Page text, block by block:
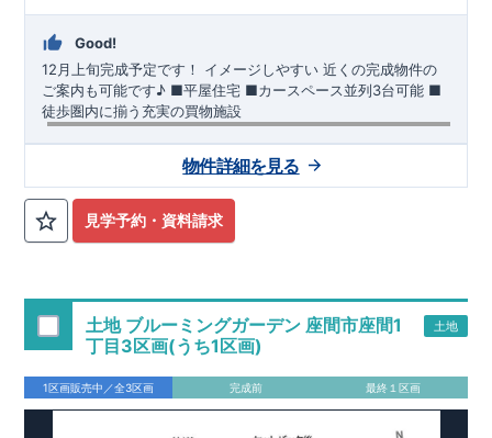
Good!
12月上旬完成予定です！
イメージしやすい 近くの完成物件の
ご案内も可能です♪ ​■平屋住宅 ​■カースペース並列3台可能 ​■
徒歩圏内に揃う充実の買物施設
【学校】 ​細井小学校……徒歩11分（約870ｍ）
徒歩21分（約1650ｍ）
されます 長期優良住宅 ​住宅性能評価
地震に強い家づくり
（地盤編） ​地震に強い家づくり（建物編） 地震に強い家づく
り（制震編）
【ブルーミングガーデンが選ばれる理由】
詳細ページが表示されます ​暮らしを豊かにする空間アイデア
外観デザインへのこだわり メンテナンスリフォーム
見学予約・資料請求
物件詳細を見る
土地 ブルーミングガーデン 座間市座間1
丁目3区画(うち1区画)
土地
1区画販売中／全3区画 完成前 最終１区画